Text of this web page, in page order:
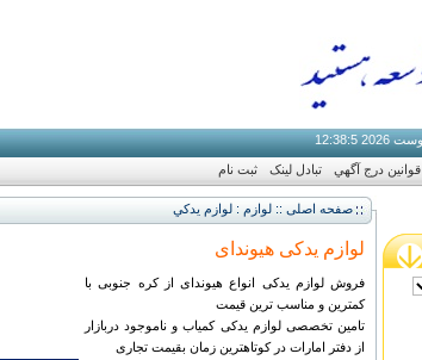
12:38:5
قوانين درج آگهي تبادل لینک ثبت نام
صفحه اصلی :: لوازم : لوازم يدكي
لوازم یدکی هیوندای
فروش لوازم یدکی انواع هیوندای از کره جنوبی با
کمترین و مناسب ترین قیمت
تامین تخصصی لوازم یدکی کمیاب و ناموجود دربازار
از دفتر امارات در کوتاهترین زمان بقیمت تجاری